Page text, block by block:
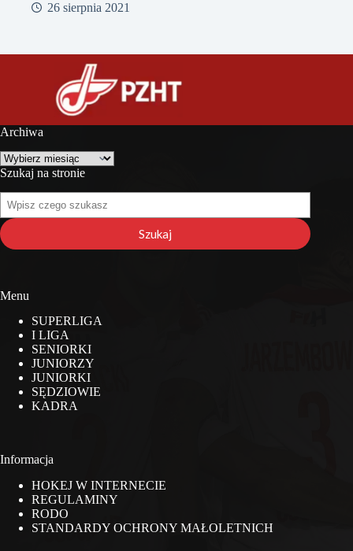
26 sierpnia 2021
Archiwa
Archiwa
Szukaj na stronie
na
stronie
Szukaj
Menu
SUPERLIGA
I LIGA
SENIORKI
JUNIORZY
JUNIORKI
SĘDZIOWIE
KADRA
Informacja
HOKEJ W INTERNECIE
REGULAMINY
RODO
STANDARDY OCHRONY MAŁOLETNICH